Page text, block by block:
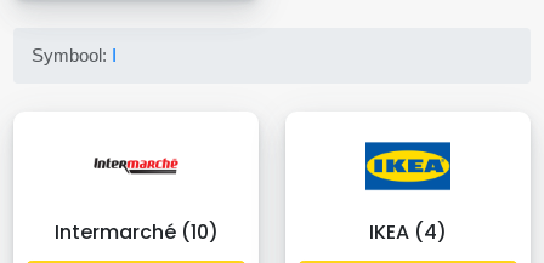
Symbool: I
Intermarché (10) IKEA (4)